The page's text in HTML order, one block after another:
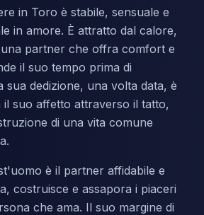
in Toro è stabile, sensuale e
in amore. È attratto dal calore,
partner che offra comfort e
il suo tempo prima di
dedizione, una volta data, è
suo affetto attraverso il tatto,
di una vita comune
è il partner affidabile e
costruisce e assapora i piaceri
che ama. Il suo margine di